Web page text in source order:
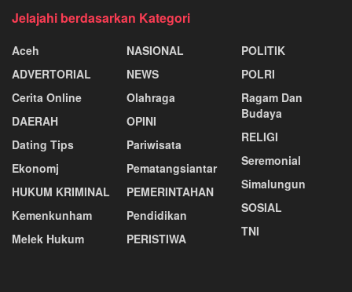
Jelajahi berdasarkan Kategori
Aceh
ADVERTORIAL
Cerita Online
DAERAH
Dating Tips
Ekonomj
HUKUM KRIMINAL
Kemenkunham
Melek Hukum
NASIONAL
NEWS
Olahraga
OPINI
Pariwisata
Pematangsiantar
PEMERINTAHAN
Pendidikan
PERISTIWA
POLITIK
POLRI
Ragam Dan
Budaya
RELIGI
Seremonial
Simalungun
SOSIAL
TNI